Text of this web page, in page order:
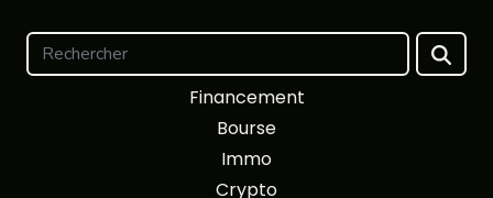
Financement
Bourse
Immo
Crypto